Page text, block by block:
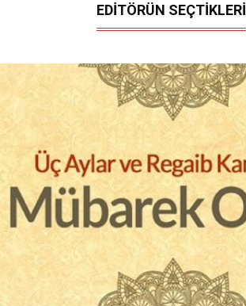
EDİTÖRÜN SEÇTİKLERİ